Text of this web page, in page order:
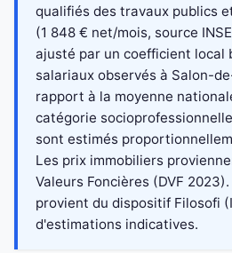
qualifiés des travaux publics
(1 848 € net/mois, source
ajusté par un coefficient local
salariaux observés à Salon-
rapport à la moyenne
catégorie
sont estimés
Les prix immobiliers
Valeurs Foncières (DVF
provient du dispositif Filosofi
d'estimations indicatives.